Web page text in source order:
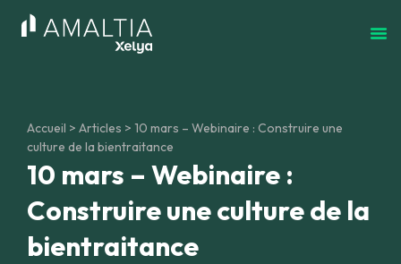
Accueil > Articles > 10 mars – Webinaire : Construire une
culture de la bientraitance
10 mars – Webinaire :
Construire une culture de la
bientraitance